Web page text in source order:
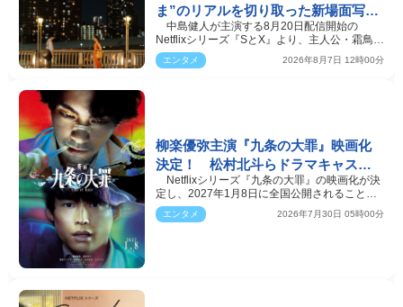
ま”のリアルを切り取った新場面写真
5点解禁
中島健人が主演する8月20日配信開始の
Netflixシリーズ『SとX』より、主人公・霜鳥
（中島）と初恋の相手…
エンタメ 2026年8月7日 12時00分
柳楽優弥主演『九条の大罪』映画化
決定！ 松村北斗らドラマキャスト
再集結 2027年1月8日公開
Netflixシリーズ『九条の大罪』の映画化が決
定し、2027年1月8日に全国公開されることが
明らかになった。…
エンタメ 2026年7月30日 05時00分